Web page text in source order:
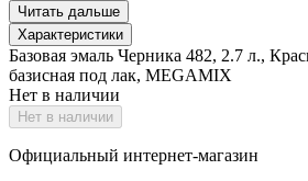
Читать дальше
Характеристики
Базовая эмаль Черника 482, 2.7 л.,
базисная под лак, MEGAMIX
Нет в наличии
Нет в наличии
Официальный интернет-магазин